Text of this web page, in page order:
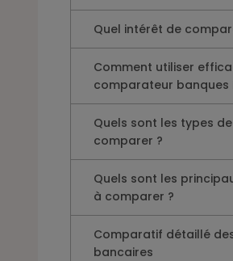
Quel intérêt de
Comment utiliser
comparateur banques
Quels sont les types
comparer ?
Quels sont les
à comparer ?
Comparatif détaillé
bancaires